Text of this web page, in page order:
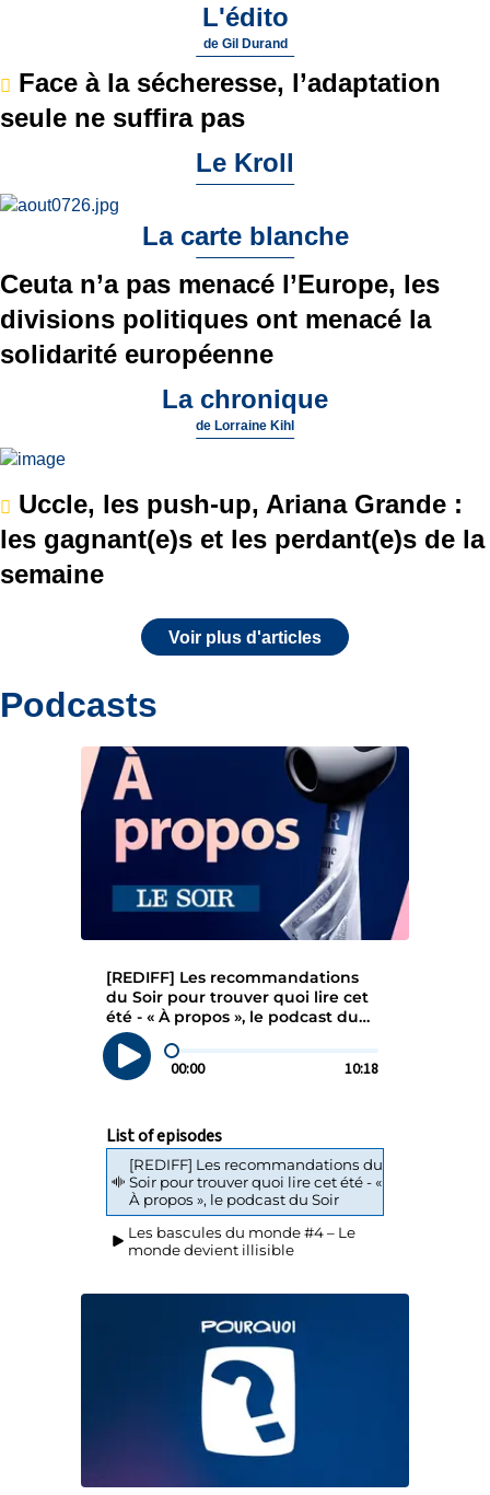
L'édito
de Gil Durand
Face à la sécheresse, l’adaptation
seule ne suffira pas
Le Kroll
La carte blanche
Ceuta n’a pas menacé l’Europe, les
divisions politiques ont menacé la
solidarité européenne
La chronique
de Lorraine Kihl
Uccle, les push-up, Ariana Grande :
les gagnant(e)s et les perdant(e)s de la
semaine
Voir plus d'articles
Podcasts